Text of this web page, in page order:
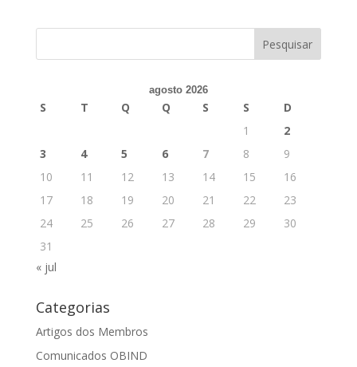
agosto 2026
S T Q Q S S
D
1
2
3
4 5 6 7 8
9
10
11 12 13 14 15
16
17
18 19 20 21 22
23
24
25 26 27 28 29
30
31
« jul
Categorias
Artigos dos Membros
Comunicados OBIND